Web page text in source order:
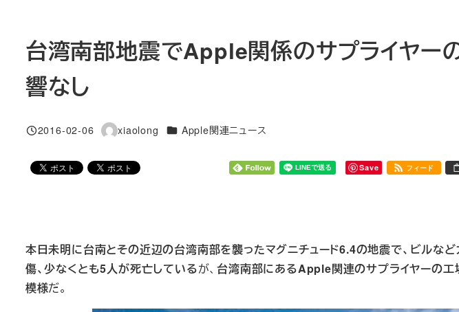
台湾南部地震でApple関係のサプライヤー
響なし
投稿日
2016-02-06
著
xiaolong カテゴリー
Apple関連ニュース
Save フィード
本日未明に台南とその近辺の台湾南部を襲ったマグニチュード6.4の地震で、ビルな
傷、少なくとも5人が死亡しているが、台湾南部にあるApple関連のサプライヤーの工
模様だ。